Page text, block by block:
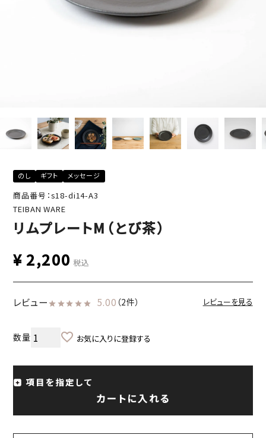
のし ギフト メッセージ
商品番号：s18-di14-A3
TEIBAN WARE
リムプレートM（とび茶）
¥2,200 税込
レビュー 5.00 （2件） レビューを見る
お気に入りに登録する
項目を指定して
カートに入れる